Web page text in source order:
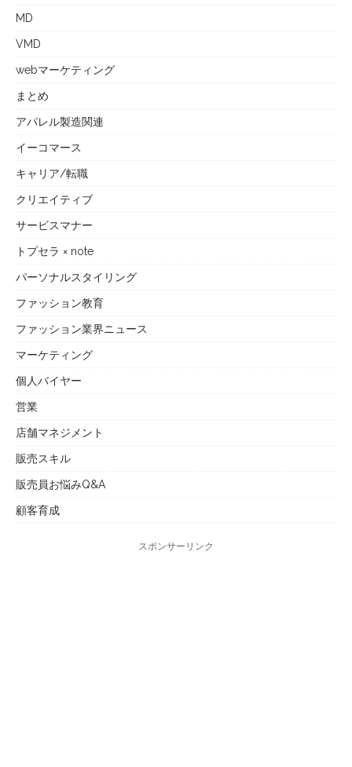
MD
VMD
webマーケティング
まとめ
アパレル製造関連
イーコマース
キャリア/転職
クリエイティブ
サービスマナー
トプセラ × note
パーソナルスタイリング
ファッション教育
ファッション業界ニュース
マーケティング
個人バイヤー
営業
店舗マネジメント
販売スキル
販売員お悩みQ&A
顧客育成
スポンサーリンク